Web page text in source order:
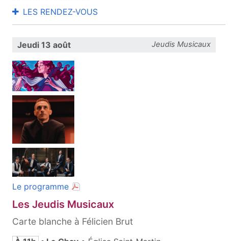
LES RENDEZ-VOUS
Jeudi 13 août Jeudis Musicaux
Le programme(document PDF, ouvre une nouvelle
Les Jeudis Musicaux
Carte blanche à Félicien Brut